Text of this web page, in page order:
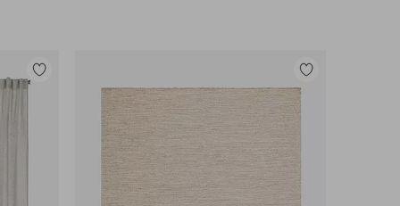
Tilføj
Tilføj
til
favoritter